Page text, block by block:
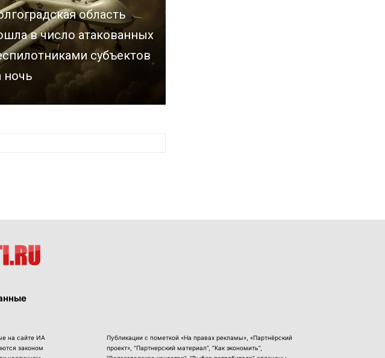
область
в число атакованных
субъектов
ночь
на сайте ИА
законом
Публикации с пометкой «На правах рекламы», «Партнёрский
проект», “Партнерский материал”, “Как экономить”,